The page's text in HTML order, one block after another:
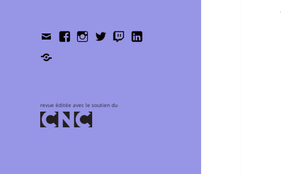
ContactFacebookInstagramTwitterTwitchLinkedIn
Shop
revue éditée avec le soutien du